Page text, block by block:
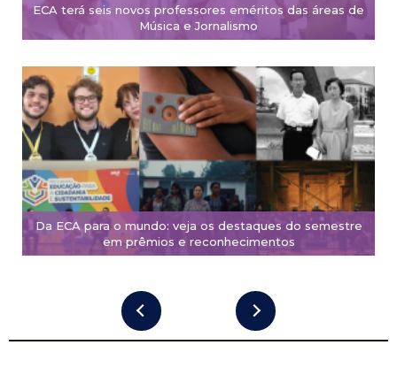
ECA terá seis novos professores eméritos das áreas de
Música e Jornalismo
Da ECA para o mundo: veja os destaques do semestre
em prêmios e reconhecimentos